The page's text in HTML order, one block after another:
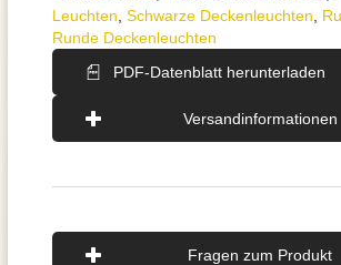
Leuchten Schwarze Deckenleuchten
Runde Deckenleuchten
PDF-Datenblatt herunterladen
Versandinformationen
Fragen zum Produkt